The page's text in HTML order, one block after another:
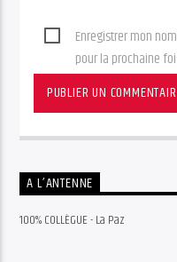
Enregistrer mon
pour la prochaine
A L’ANTENNE
100% COLLÈGUE - La Paz